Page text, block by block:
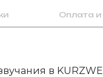
Оплата
в